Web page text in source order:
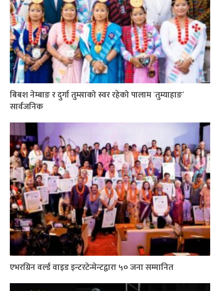
बिबश नेम्बाङ र दुर्गा तुम्साको स्वर रहेको पालाम `तुम्याहाङ´
सार्वजनिक
एभरग्रिन वर्ल्ड वाइड इन्टरटेन्मेन्टद्वारा ५० जना सम्मानित